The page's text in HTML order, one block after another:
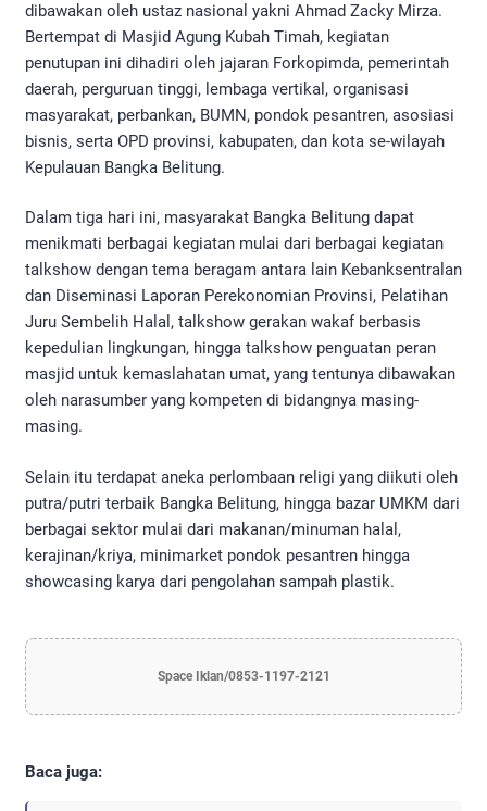
dibawakan oleh ustaz nasional yakni Ahmad Zacky Mirza.
Bertempat di Masjid Agung Kubah Timah, kegiatan
penutupan ini dihadiri oleh jajaran Forkopimda, pemerintah
daerah, perguruan tinggi, lembaga vertikal, organisasi
masyarakat, perbankan, BUMN, pondok pesantren, asosiasi
bisnis, serta OPD provinsi, kabupaten, dan kota se-wilayah
Kepulauan Bangka Belitung.
Dalam tiga hari ini, masyarakat Bangka Belitung dapat
menikmati berbagai kegiatan mulai dari berbagai kegiatan
talkshow dengan tema beragam antara lain Kebanksentralan
dan Diseminasi Laporan Perekonomian Provinsi, Pelatihan
Juru Sembelih Halal, talkshow gerakan wakaf berbasis
kepedulian lingkungan, hingga talkshow penguatan peran
masjid untuk kemaslahatan umat, yang tentunya dibawakan
oleh narasumber yang kompeten di bidangnya masing-
masing.
Selain itu terdapat aneka perlombaan religi yang diikuti oleh
putra/putri terbaik Bangka Belitung, hingga bazar UMKM dari
berbagai sektor mulai dari makanan/minuman halal,
kerajinan/kriya, minimarket pondok pesantren hingga
showcasing karya dari pengolahan sampah plastik.
Space Iklan/0853-1197-2121
Baca juga: